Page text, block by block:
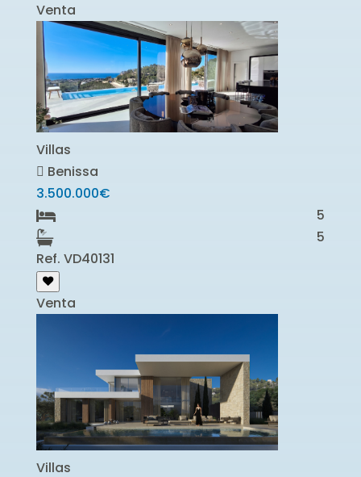
Venta
Villas
Benissa
3.500.000€
5
5
Ref. VD40131
Venta
Villas